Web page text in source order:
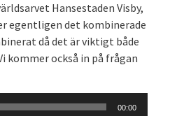
Hansestaden Visby,
egentligen det kombinerade
då det är viktigt både
kommer också in på frågan
00:00